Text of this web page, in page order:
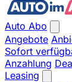
Auto Abo
Angebote
Sofort
Anzahlung
Leasing